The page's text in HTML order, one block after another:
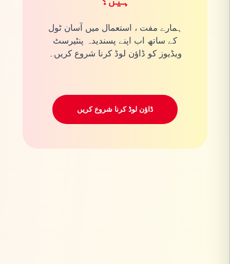
ہمارے مفت ، استعمال میں آسان ٹول
کے ساتھ اب اپنے پسندیدہ پنٹیرسٹ
ویڈیوز کو ڈاؤن لوڈ کرنا شروع کریں۔
ڈاؤن لوڈ کرنا شروع کریں